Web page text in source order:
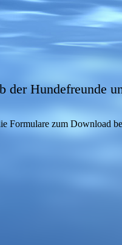
der Hundefreunde
Formulare zum Download